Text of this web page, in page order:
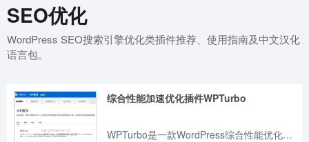
SEO优化
WordPress SEO搜索引擎优化类插件推荐、使用指南及中文汉化
语言包。
综合性能加速优化插件WPTurbo
WPTurbo是一款WordPress综合性能优化插件，功能全面，如果你的主题并没有包含常见的优化，那么这款插件也许是你的选择之一。